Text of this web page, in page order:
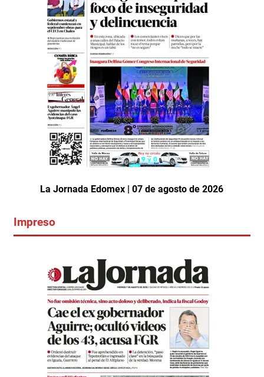
La Jornada Edomex | 07 de agosto de 2026
Impreso